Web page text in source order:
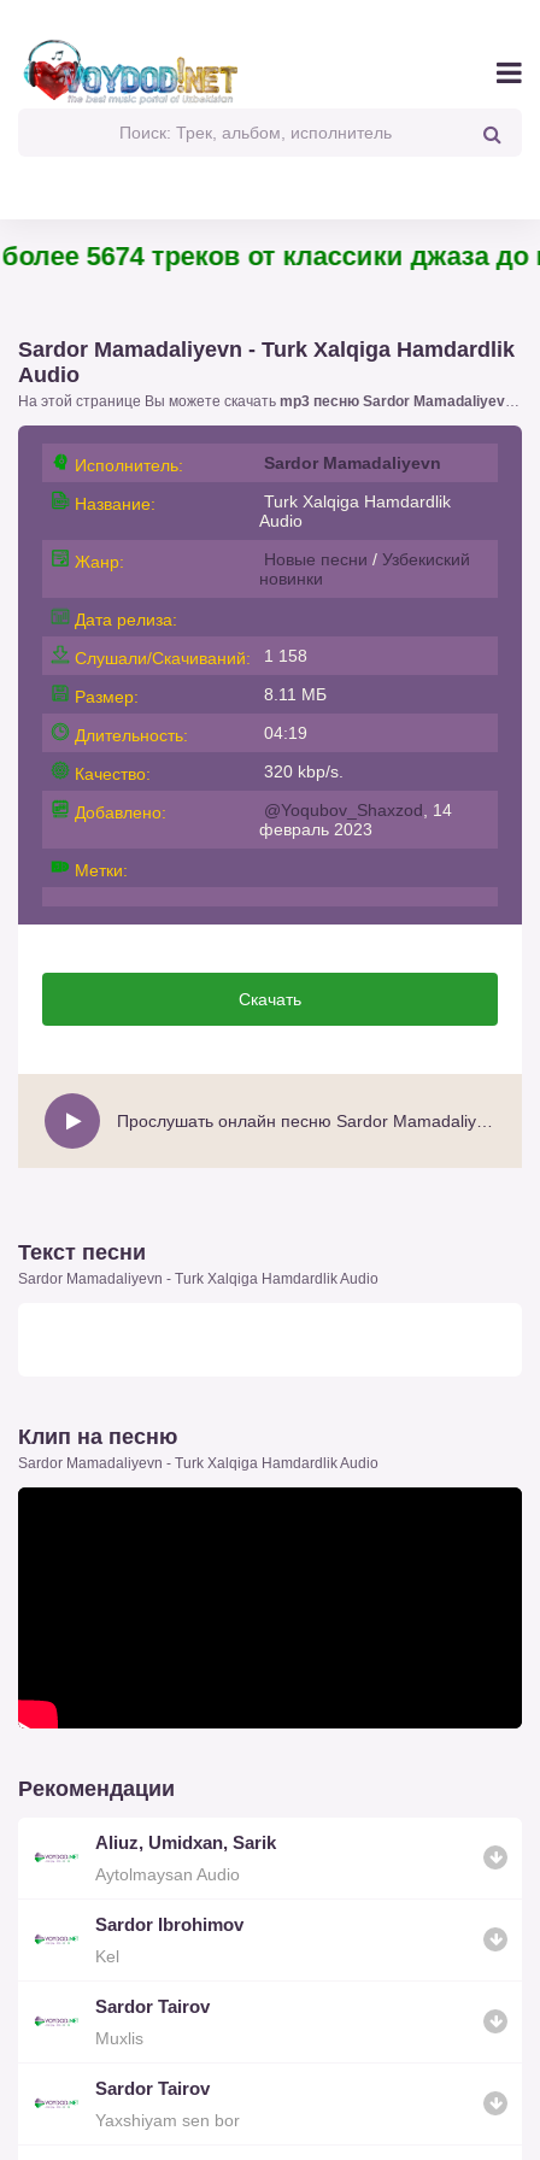
5674 треков от классики джаза до
Sardor Mamadaliyevn - Turk Xalqiga Hamdardlik
Audio
На этой странице Вы можете скачать mp3 песню Sardor Mamadaliyevn - Turk Xalqiga Hamdardlik Audio
Исполнитель: Sardor Mamadaliyevn
Название:
Turk Xalqiga Hamdardlik
Audio
Жанр: Новые песни / Узбекиский
новинки
Дата релиза:
Слушали/Скачиваний:
1 158
Размер: 8.11 МБ
Длительность: 04:19
Качество: 320 kbp/s.
Добавлено: @Yoqubov_Shaxzod , 14
февраль 2023
Метки:
Скачать
Текст песни
Sardor Mamadaliyevn - Turk Xalqiga Hamdardlik Audio
Клип на песню
Sardor Mamadaliyevn - Turk Xalqiga Hamdardlik Audio
Рекомендации
Aliuz, Umidxan, Sarik
Aytolmaysan Audio
Sardor Ibrohimov
Kel
Sardor Tairov
Muxlis
Sardor Tairov
Yaxshiyam sen bor